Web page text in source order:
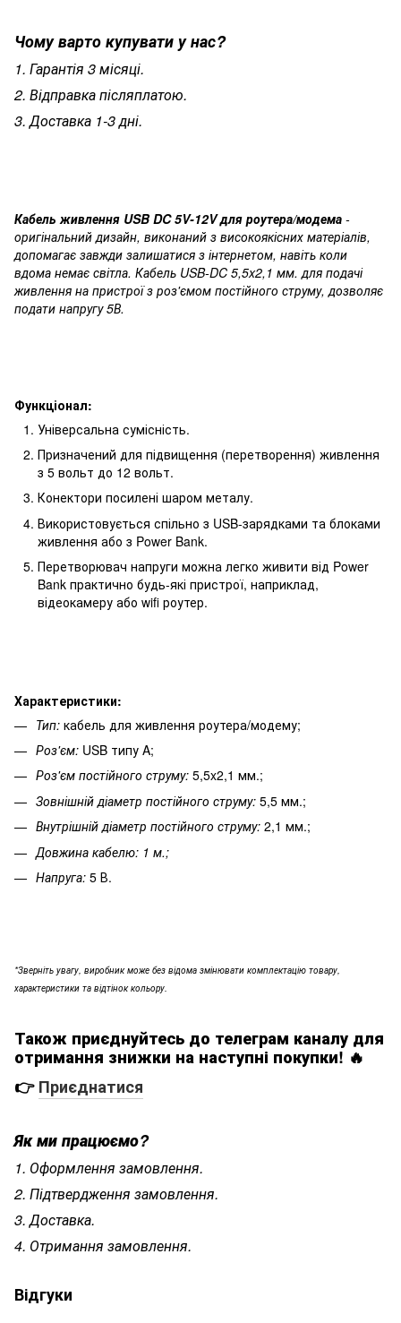
Чому варто купувати у нас?
1. Гарантія 3 місяці.
2. Відправка післяплатою.
3. Доставка 1-3 дні.
Кабель живлення USB DC 5V-12V для роутера/модема -
оригінальний дизайн, виконаний з високоякісних матеріалів,
допомагає завжди залишатися з інтернетом, навіть коли
вдома немає світла. Кабель USB-DC 5,5x2,1 мм. для подачі
живлення на пристрої з роз'ємом постійного струму, дозволяє
подати напругу 5В.
Функціонал:
Універсальна сумісність.
Призначений для підвищення (перетворення) живлення
з 5 вольт до 12 вольт.
Конектори посилені шаром металу.
Використовується спільно з USB-зарядками та блоками
живлення або з Power Bank.
Перетворювач напруги можна легко живити від Power
Bank практично будь-які пристрої, наприклад,
відеокамеру або wifi роутер.
Характеристики:
Тип: кабель для живлення роутера/модему;
Роз'єм: USB типу A;
Роз'єм постійного струму: 5,5x2,1 мм.;
Зовнішній діаметр постійного струму: 5,5 мм.;
Внутрішній діаметр постійного струму: 2,1 мм.;
Довжина кабелю: 1 м.;
Напруга: 5 В.
*Зверніть увагу, виробник може без відома змінювати комплектацію товару,
характеристики та відтінок кольору.
Також приєднуйтесь до телеграм каналу для
отримання знижки на наступні покупки! 🔥
👉Приєднатися
Як ми працюємо?
1. Оформлення замовлення.
2. Підтвердження замовлення.
3. Доставка.
4. Отримання замовлення.
Відгуки